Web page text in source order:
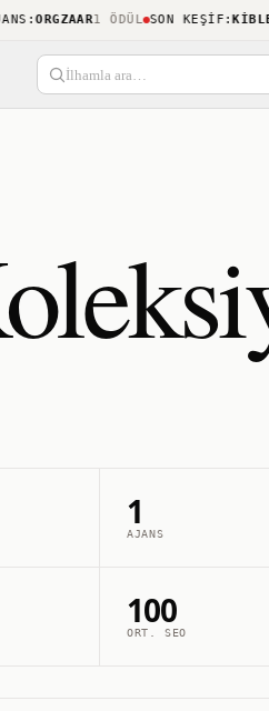
ORGZAAR1 ÖDÜL SON KEŞIF:
İlhamla ara…
1
AJANS
100
ORT. SEO